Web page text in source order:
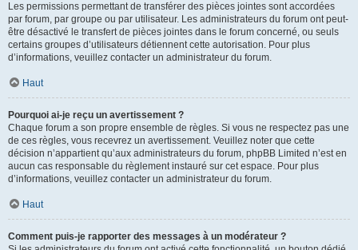
Les permissions permettant de transférer des pièces jointes sont accordées
par forum, par groupe ou par utilisateur. Les administrateurs du forum ont peut-
être désactivé le transfert de pièces jointes dans le forum concerné, ou seuls
certains groupes d’utilisateurs détiennent cette autorisation. Pour plus
d’informations, veuillez contacter un administrateur du forum.
Haut
Pourquoi ai-je reçu un avertissement ?
Chaque forum a son propre ensemble de règles. Si vous ne respectez pas une
de ces règles, vous recevrez un avertissement. Veuillez noter que cette
décision n’appartient qu’aux administrateurs du forum, phpBB Limited n’est en
aucun cas responsable du règlement instauré sur cet espace. Pour plus
d’informations, veuillez contacter un administrateur du forum.
Haut
Comment puis-je rapporter des messages à un modérateur ?